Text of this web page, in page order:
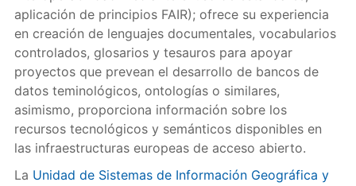
aplicación de principios FAIR); ofrece su experiencia
en creación de lenguajes documentales, vocabularios
controlados, glosarios y tesauros para apoyar
proyectos que prevean el desarrollo de bancos de
datos teminológicos, ontologías o similares,
asimismo, proporciona información sobre los
recursos tecnológicos y semánticos disponibles en
las infraestructuras europeas de acceso abierto.
La Unidad de Sistemas de Información Geográfica y